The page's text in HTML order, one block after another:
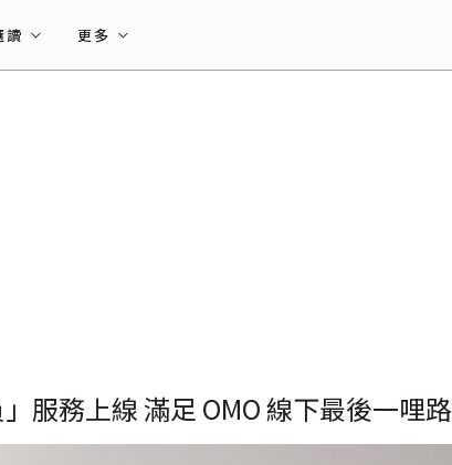
讀 更多
服務上線 滿足 OMO 線下最後一哩路